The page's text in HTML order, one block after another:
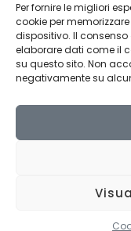
Per fornire le migliori
cookie per
dispositivo. Il
elaborare dati come il
su questo sito. Non
negativamente su
© 2022